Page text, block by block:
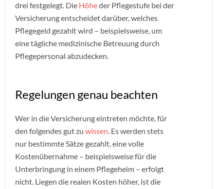
drei festgelegt. Die Höheder Pflegestufe bei der
Versicherung entscheidet darüber, welches
Pflegegeld gezahlt wird – beispielsweise, um
eine tägliche medizinische Betreuung durch
Pflegepersonal abzudecken.
Regelungen genau beachten
Wer in die Versicherung eintreten möchte, für
den folgendes gut zu wissen. Es werden stets
nur bestimmte Sätze gezahlt, eine volle
Kostenübernahme – beispielsweise für die
Unterbringung in einem Pflegeheim – erfolgt
nicht. Liegen die realen Kosten höher, ist die